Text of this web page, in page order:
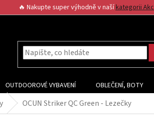
🔥 Nakupte super výhodně v našíkategorii
OUTDOOROVÉ VYBAVENÍ OBLEČENÍ, BOTY
OCUN Striker QC Green - Lezečky